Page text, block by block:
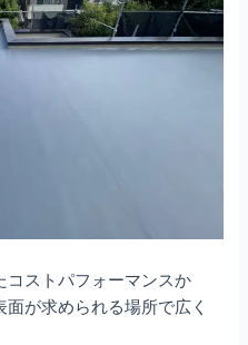
ストパフォーマンスか
が求められる場所で広く